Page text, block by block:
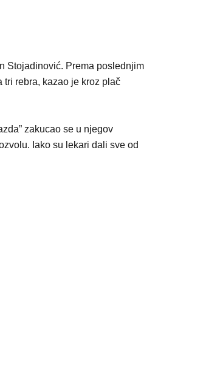
Stojadinović. Prema poslednjim
rebra, kazao je kroz plač
zakucao se u njegov
Iako su lekari dali sve od